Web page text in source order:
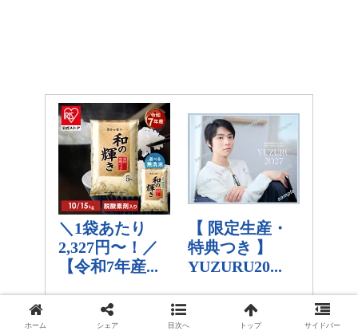
ホーム シェア 目次へ トップ サイドバー